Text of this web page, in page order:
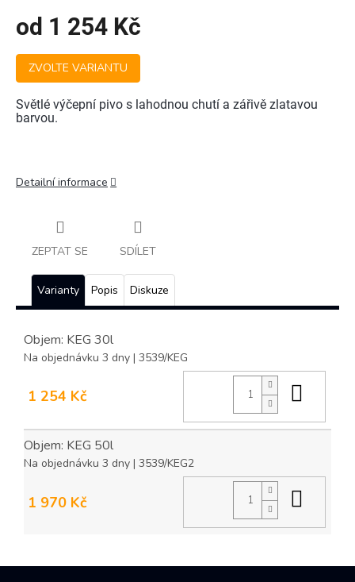
od 1 254 Kč
Měrná
cena:
ZVOLTE VARIANTU
Světlé výčepní pivo s lahodnou chutí a zářivě zlatavou
barvou.
Detailní informace
ZEPTAT SE SDÍLET
Varianty Popis Diskuze
Objem: KEG 30l
Na objednávku 3 dny | 3539/KEG
1 254 Kč
Objem: KEG 50l
Na objednávku 3 dny | 3539/KEG2
1 970 Kč